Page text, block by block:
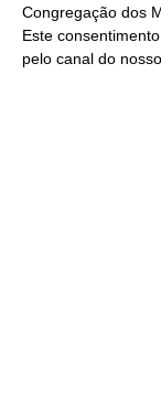
Congregação dos
Este
pelo canal do